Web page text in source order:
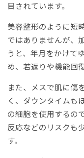
目されています。
美容整形のように短
ではありませんが、
うと、年月をかけて
め、若返りや機能回
また、メスで肌に傷
く、ダウンタイムも
の細胞を使用するの
反応などのリスクも
す。